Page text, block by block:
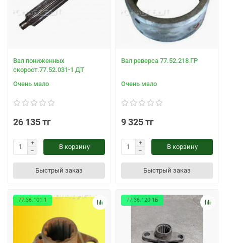
Вал пониженных
скорост.77.52.031-1 ДТ
Очень мало
26 135 тг
В корзину
Быстрый заказ
Вал реверса 77.52.218 ГР
Очень мало
9 325 тг
В корзину
Быстрый заказ
77.36.101-1 77.36.120-1Б